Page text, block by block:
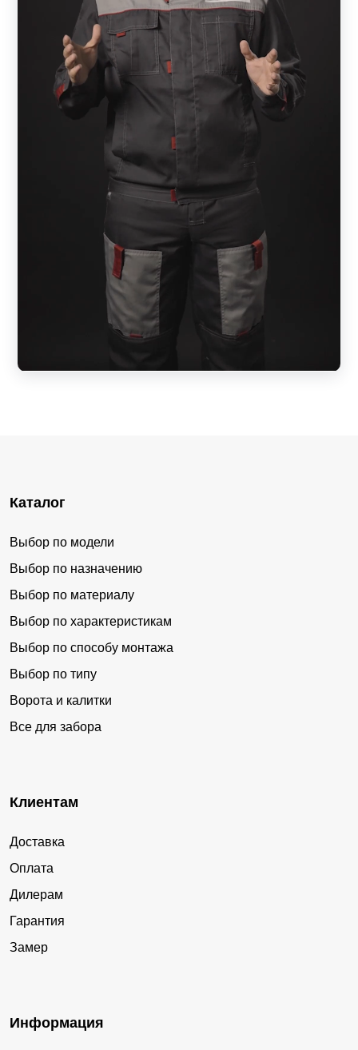
Каталог
Выбор по модели
Выбор по назначению
Выбор по материалу
Выбор по характеристикам
Выбор по способу монтажа
Выбор по типу
Ворота и калитки
Все для забора
Клиентам
Доставка
Оплата
Дилерам
Гарантия
Замер
Информация